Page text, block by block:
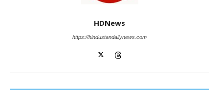
HDNews
https://hindustandailynews.com